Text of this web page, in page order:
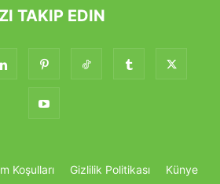
TAKIP EDIN
Koşulları Gizlilik Politikası Künye